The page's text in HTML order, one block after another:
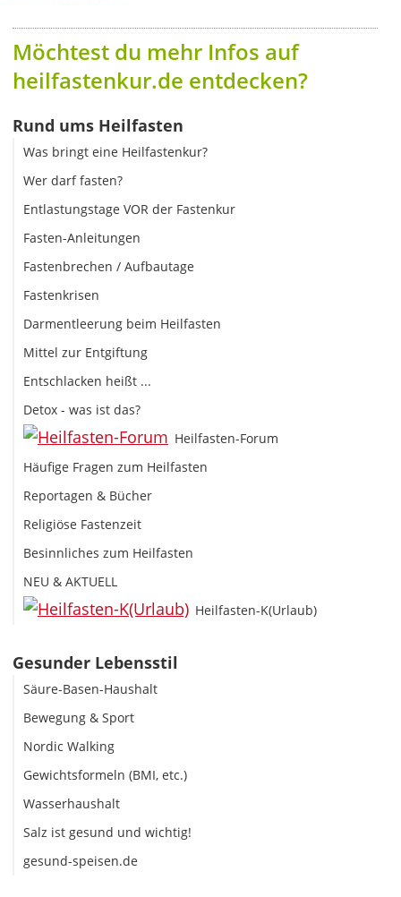
Möchtest du mehr Infos auf
heilfastenkur.de entdecken?
Rund ums Heilfasten
Was bringt eine Heilfastenkur?
Wer darf fasten?
Entlastungstage VOR der Fastenkur
Fasten-Anleitungen
Fastenbrechen / Aufbautage
Fastenkrisen
Darmentleerung beim Heilfasten
Mittel zur Entgiftung
Entschlacken heißt ...
Detox - was ist das?
Heilfasten-Forum
Häufige Fragen zum Heilfasten
Reportagen & Bücher
Religiöse Fastenzeit
Besinnliches zum Heilfasten
NEU & AKTUELL
Heilfasten-K(Urlaub)
Gesunder Lebensstil
Säure-Basen-Haushalt
Bewegung & Sport
Nordic Walking
Gewichtsformeln (BMI, etc.)
Wasserhaushalt
Salz ist gesund und wichtig!
gesund-speisen.de